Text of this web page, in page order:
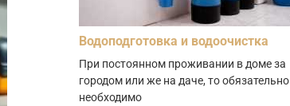
Водоподготовка и водоочистка
При постоянном проживании в доме за
городом или же на даче, то обязательно
необходимо